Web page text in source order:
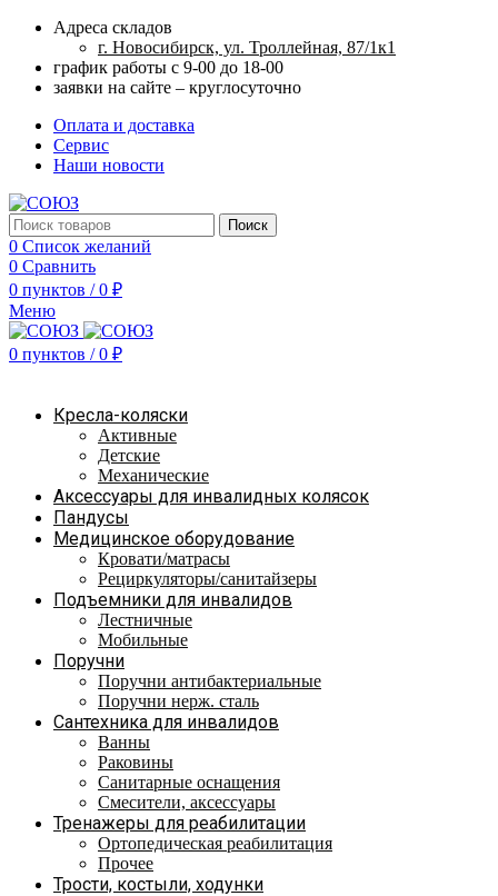
Адреса складов
г. Новосибирск, ул. Троллейная, 87/1к1
график работы с 9-00 до 18-00
заявки на сайте – круглосуточно
Оплата и доставка
Сервис
Наши новости
Поиск
0 Список желаний
0 Сравнить
0 пунктов / 0 ₽
Меню
0 пунктов / 0 ₽
Кресла-коляски
Активные
Детские
Механические
Аксессуары для инвалидных колясок
Пандусы
Медицинское оборудование
Кровати/матрасы
Рециркуляторы/санитайзеры
Подъемники для инвалидов
Лестничные
Мобильные
Поручни
Поручни антибактериальные
Поручни нерж. сталь
Сантехника для инвалидов
Ванны
Раковины
Санитарные оснащения
Смесители, аксессуары
Тренажеры для реабилитации
Ортопедическая реабилитация
Прочее
Трости, костыли, ходунки